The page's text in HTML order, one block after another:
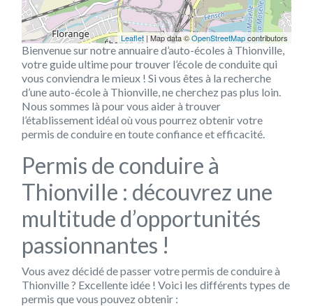
Leaflet| Map data ©OpenStreetMapcontributors
Bienvenue sur notre annuaire d’auto-écoles à Thionville,
votre guide ultime pour trouver l’école de conduite qui
vous conviendra le mieux ! Si vous êtes à la recherche
d’une auto-école à Thionville, ne cherchez pas plus loin.
Nous sommes là pour vous aider à trouver
l’établissement idéal où vous pourrez obtenir votre
permis de conduire en toute confiance et efficacité.
Permis de conduire à
Thionville : découvrez une
multitude d’opportunités
passionnantes !
Vous avez décidé de passer votre permis de conduire à
Thionville ? Excellente idée ! Voici les différents types de
permis que vous pouvez obtenir :